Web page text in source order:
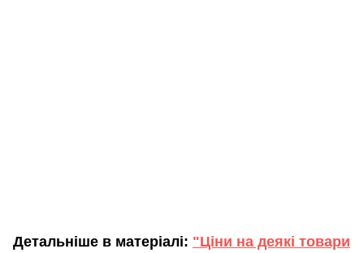
Детальніше в матеріалі: "Ціни на деякі товари